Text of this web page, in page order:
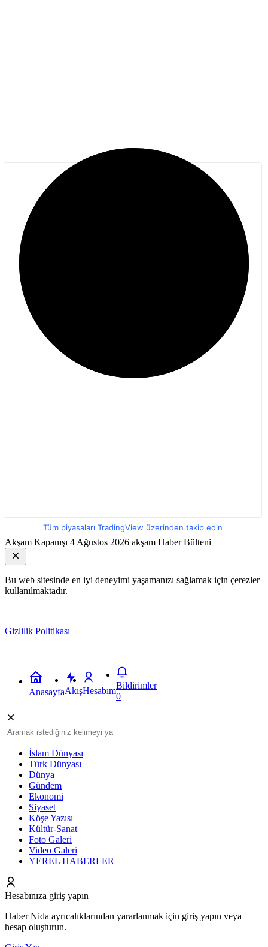
Tüm piyasaları TradingView üzerinden takip edin
Akşam Kapanışı 4 Ağustos 2026 akşam Haber Bülteni
Bu web sitesinde en iyi deneyimi yaşamanızı sağlamak için çerezler
kullanılmaktadır.
Gizlilik Politikası
AnasayfaAkışHesabım
Bildirimler
0
İslam Dünyası
Türk Dünyası
Dünya
Gündem
Ekonomi
Siyaset
Köşe Yazısı
Kültür-Sanat
Foto Galeri
Video Galeri
YEREL HABERLER
Hesabınıza giriş yapın
Haber Nida ayrıcalıklarından yararlanmak için giriş yapın veya
hesap oluşturun.